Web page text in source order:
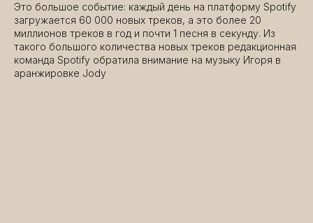
Это большое событие: каждый день на платформу Spotify
загружается 60 000 новых треков, а это более 20
миллионов треков в год и почти 1 песня в секунду. Из
такого большого количества новых треков редакционная
команда Spotify обратила внимание на музыку Игоря в
аранжировке Jody